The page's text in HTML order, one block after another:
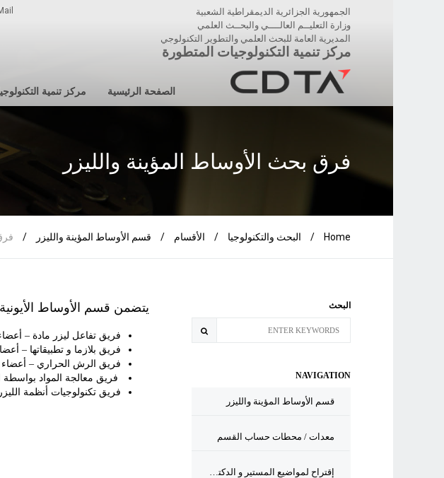
الجمهورية الجزائرية الديمقراطية الشعبية
وزارة التعليــم العالــــي والبحــث العلمي
المديرية العامة للبحث العلمي والتطوير التكنولوجي
مركز تنمية التكنولوجيات المتطورة
الصفحة الرئيسية مركز تنمية
فرق بحث الأوساط المؤينة والليزر
Home
/ البحث والتكنولوجيا / الأقسام / قسم الأوساط المؤينة والليزر /
يتضمن قسم الأوساط
فريق تفاعل ليزر مادة –
فريق بلازما و تطبيقاتها –
فريق الرش الحراري –
فريق معالجة المواد بواسطة
فريق تكنولوجيات أنظمة الليزر
البحث
NAVIGATION
قسم الأوساط المؤينة والليزر
معدات / محطات حساب القسم
إقتراح لمواضيع المستير و الدكتورا لقسم أ م ل